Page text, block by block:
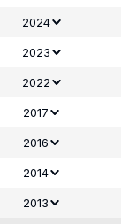
2024
2023
2022
2017
2016
2014
2013